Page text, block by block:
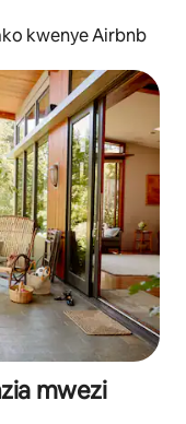
kwenye Airbnb
mwezi